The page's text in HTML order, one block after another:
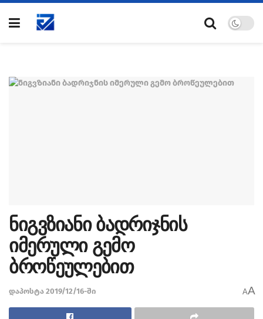
ნიგვზიანი ბადრიჯნის
იმერული გემო
ბროწეულებით
დაპოსტა 2019/12/16-ში AA